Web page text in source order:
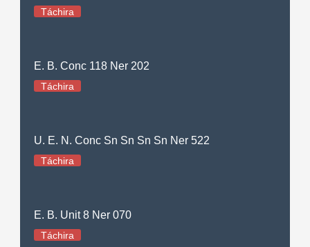
Táchira
E. B. Conc 118 Ner 202
Táchira
U. E. N. Conc Sn Sn Sn Sn Ner 522
Táchira
E. B. Unit 8 Ner 070
Táchira